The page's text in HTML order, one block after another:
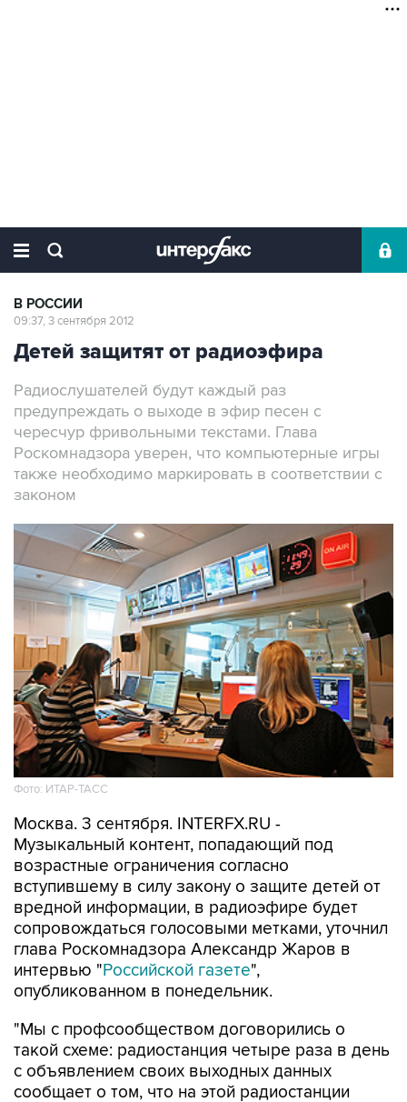
В РОССИИ
09:37, 3 сентября 2012
Детей защитят от радиоэфира
Радиослушателей будут каждый раз
предупреждать о выходе в эфир песен с
чересчур фривольными текстами. Глава
Роскомнадзора уверен, что компьютерные игры
также необходимо маркировать в соответствии с
законом
Фото: ИТАР-ТАСС
Москва. 3 сентября. INTERFX.RU -
Музыкальный контент, попадающий под
возрастные ограничения согласно
вступившему в силу закону о защите детей от
вредной информации, в радиоэфире будет
сопровождаться голосовыми метками, уточнил
глава Роскомнадзора Александр Жаров в
интервью "Российской газете",
опубликованном в понедельник.
"Мы с профсообществом договорились о
такой схеме: радиостанция четыре раза в день
с объявлением своих выходных данных
сообщает о том, что на этой радиостанции